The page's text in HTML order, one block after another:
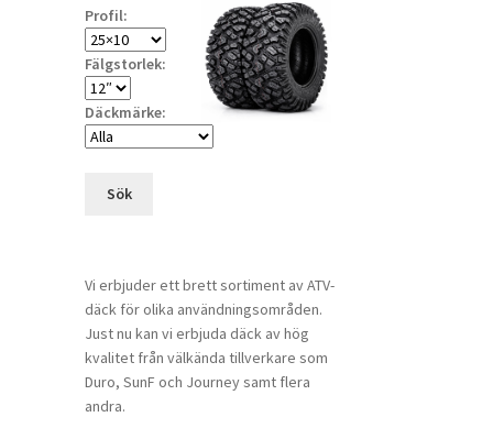
Profil:
Fälgstorlek:
Däckmärke:
Sök
Vi erbjuder ett brett sortiment av ATV-
däck för olika användningsområden.
Just nu kan vi erbjuda däck av hög
kvalitet från välkända tillverkare som
Duro, SunF och Journey samt flera
andra.